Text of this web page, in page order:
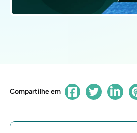
Compartilhe em